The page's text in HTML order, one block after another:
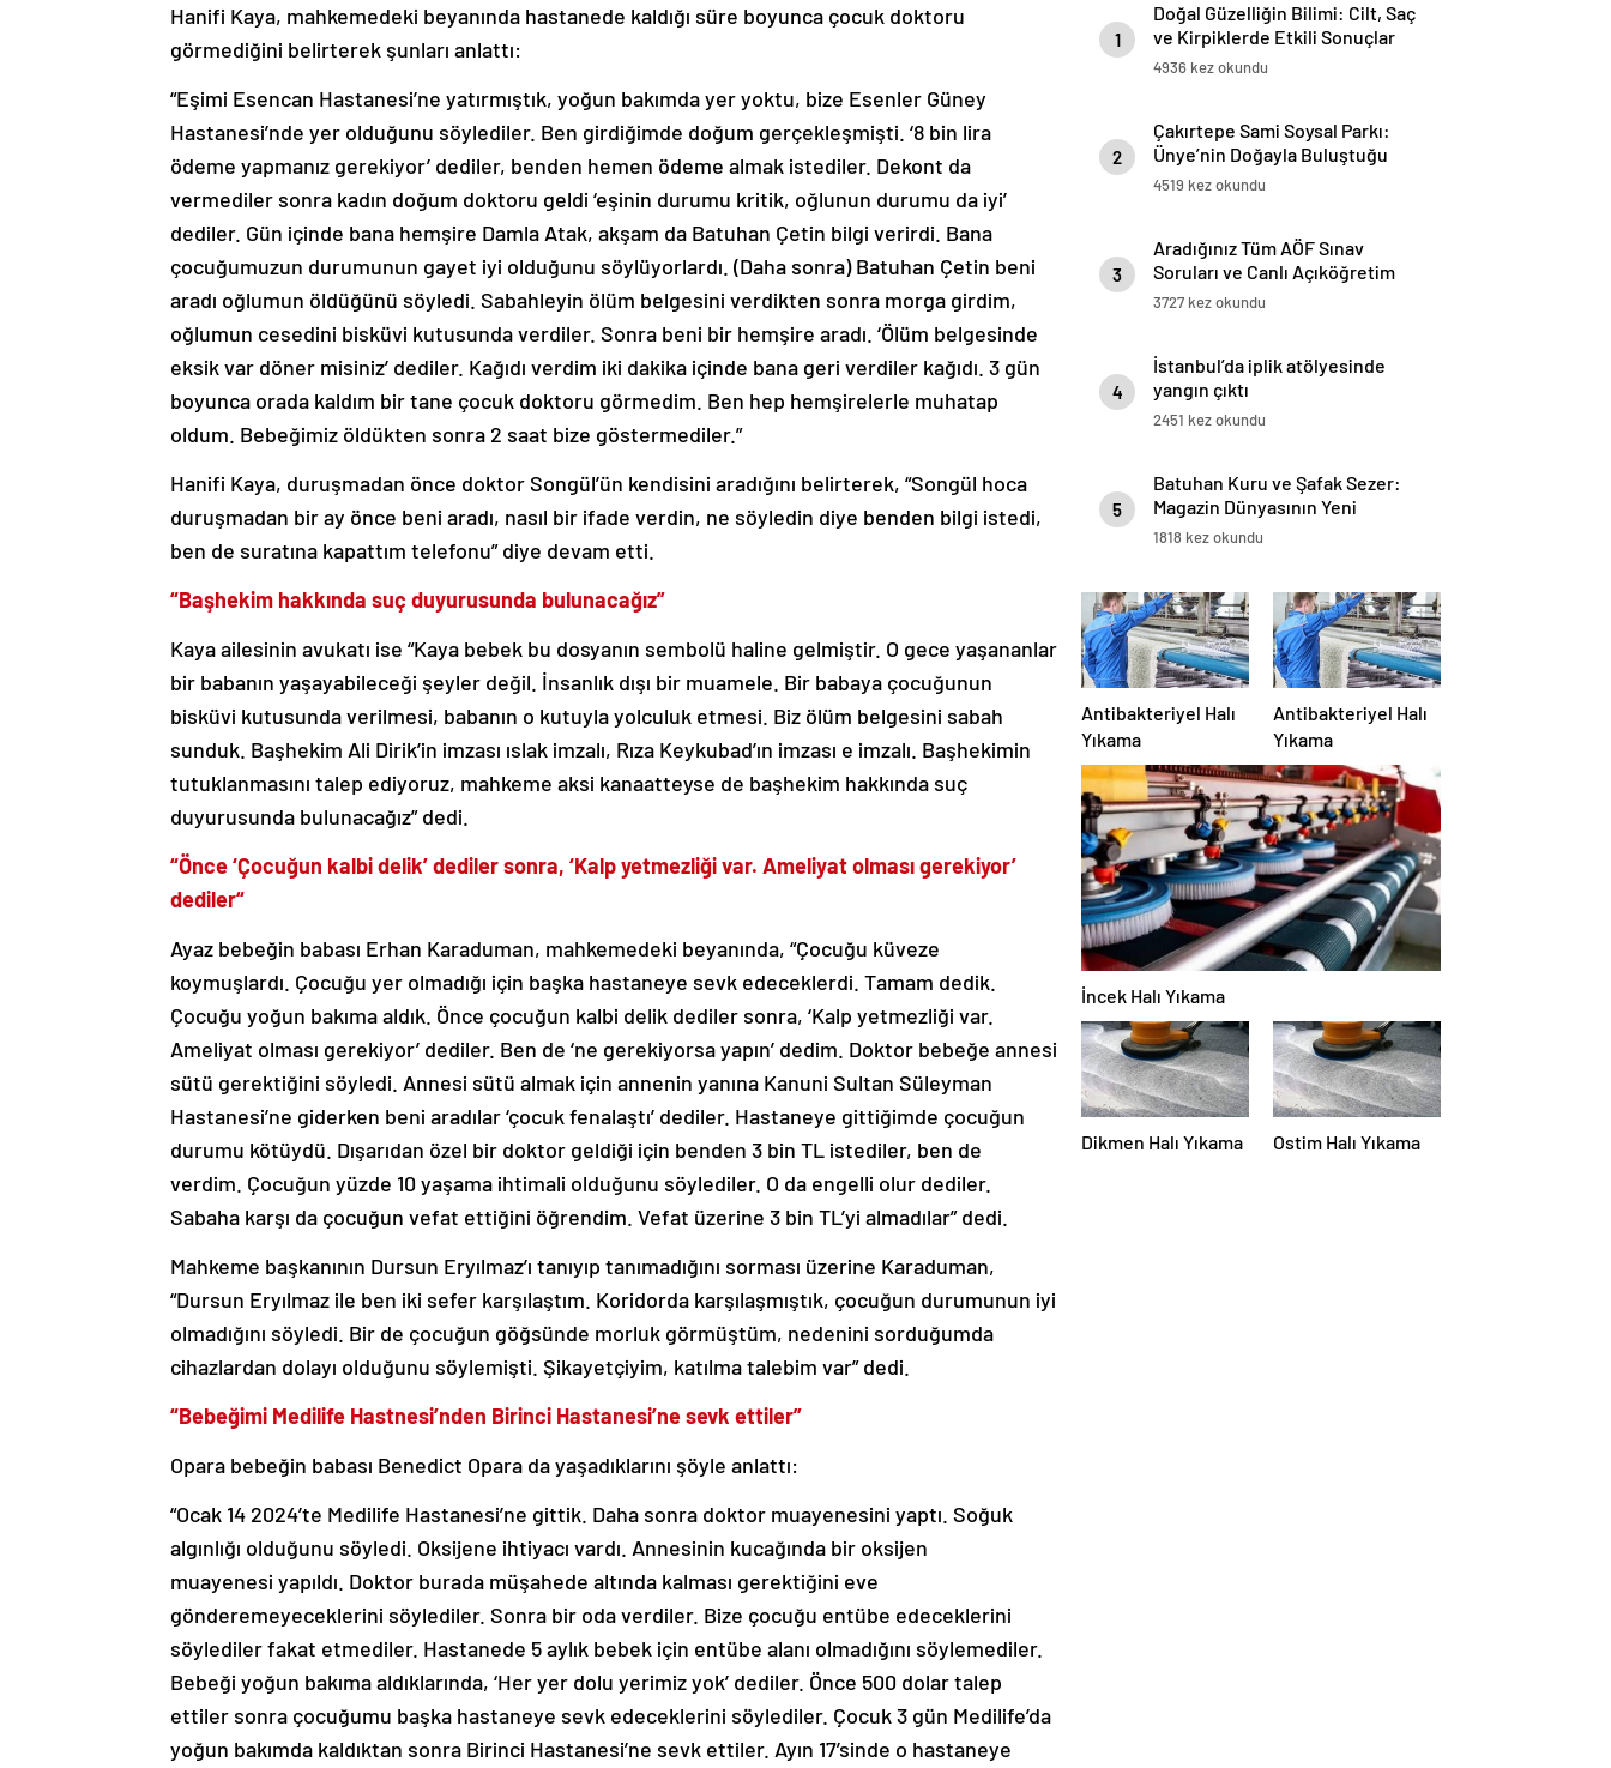
Hanifi Kaya, mahkemedeki beyanında hastanede kaldığı süre boyunca çocuk doktoru
görmediğini belirterek şunları anlattı:
“Eşimi Esencan Hastanesi’ne yatırmıştık, yoğun bakımda yer yoktu, bize Esenler Güney
Hastanesi’nde yer olduğunu söylediler. Ben girdiğimde doğum gerçekleşmişti. ‘8 bin lira
ödeme yapmanız gerekiyor’ dediler, benden hemen ödeme almak istediler. Dekont da
vermediler sonra kadın doğum doktoru geldi ‘eşinin durumu kritik, oğlunun durumu da iyi’
dediler. Gün içinde bana hemşire Damla Atak, akşam da Batuhan Çetin bilgi verirdi. Bana
çocuğumuzun durumunun gayet iyi olduğunu söylüyorlardı. (Daha sonra) Batuhan Çetin beni
aradı oğlumun öldüğünü söyledi. Sabahleyin ölüm belgesini verdikten sonra morga girdim,
oğlumun cesedini bisküvi kutusunda verdiler. Sonra beni bir hemşire aradı. ‘Ölüm belgesinde
eksik var döner misiniz’ dediler. Kağıdı verdim iki dakika içinde bana geri verdiler kağıdı. 3 gün
boyunca orada kaldım bir tane çocuk doktoru görmedim. Ben hep hemşirelerle muhatap
oldum. Bebeğimiz öldükten sonra 2 saat bize göstermediler.”
Hanifi Kaya, duruşmadan önce doktor Songül’ün kendisini aradığını belirterek, “Songül hoca
duruşmadan bir ay önce beni aradı, nasıl bir ifade verdin, ne söyledin diye benden bilgi istedi,
ben de suratına kapattım telefonu” diye devam etti.
“Başhekim hakkında suç duyurusunda bulunacağız”
Kaya ailesinin avukatı ise “Kaya bebek bu dosyanın sembolü haline gelmiştir. O gece yaşananlar
bir babanın yaşayabileceği şeyler değil. İnsanlık dışı bir muamele. Bir babaya çocuğunun
bisküvi kutusunda verilmesi, babanın o kutuyla yolculuk etmesi. Biz ölüm belgesini sabah
sunduk. Başhekim Ali Dirik’in imzası ıslak imzalı, Rıza Keykubad’ın imzası e imzalı. Başhekimin
tutuklanmasını talep ediyoruz, mahkeme aksi kanaatteyse de başhekim hakkında suç
duyurusunda bulunacağız” dedi.
“Önce ‘Çocuğun kalbi delik’ dediler sonra, ‘Kalp yetmezliği var. Ameliyat olması gerekiyor’
dediler“
Ayaz bebeğin babası Erhan Karaduman, mahkemedeki beyanında, “Çocuğu küveze
koymuşlardı. Çocuğu yer olmadığı için başka hastaneye sevk edeceklerdi. Tamam dedik.
Çocuğu yoğun bakıma aldık. Önce çocuğun kalbi delik dediler sonra, ‘Kalp yetmezliği var.
Ameliyat olması gerekiyor’ dediler. Ben de ‘ne gerekiyorsa yapın’ dedim. Doktor bebeğe annesi
sütü gerektiğini söyledi. Annesi sütü almak için annenin yanına Kanuni Sultan Süleyman
Hastanesi’ne giderken beni aradılar ‘çocuk fenalaştı’ dediler. Hastaneye gittiğimde çocuğun
durumu kötüydü. Dışarıdan özel bir doktor geldiği için benden 3 bin TL istediler, ben de
verdim. Çocuğun yüzde 10 yaşama ihtimali olduğunu söylediler. O da engelli olur dediler.
Sabaha karşı da çocuğun vefat ettiğini öğrendim. Vefat üzerine 3 bin TL’yi almadılar” dedi.
Mahkeme başkanının Dursun Eryılmaz’ı tanıyıp tanımadığını sorması üzerine Karaduman,
“Dursun Eryılmaz ile ben iki sefer karşılaştım. Koridorda karşılaşmıştık, çocuğun durumunun iyi
olmadığını söyledi. Bir de çocuğun göğsünde morluk görmüştüm, nedenini sorduğumda
cihazlardan dolayı olduğunu söylemişti. Şikayetçiyim, katılma talebim var” dedi.
“Bebeğimi Medilife Hastnesi’nden Birinci Hastanesi’ne sevk ettiler”
Opara bebeğin babası Benedict Opara da yaşadıklarını şöyle anlattı:
“Ocak 14 2024’te Medilife Hastanesi’ne gittik. Daha sonra doktor muayenesini yaptı. Soğuk
algınlığı olduğunu söyledi. Oksijene ihtiyacı vardı. Annesinin kucağında bir oksijen
muayenesi yapıldı. Doktor burada müşahede altında kalması gerektiğini eve
gönderemeyeceklerini söylediler. Sonra bir oda verdiler. Bize çocuğu entübe edeceklerini
söylediler fakat etmediler. Hastanede 5 aylık bebek için entübe alanı olmadığını söylemediler.
Bebeği yoğun bakıma aldıklarında, ‘Her yer dolu yerimiz yok’ dediler. Önce 500 dolar talep
ettiler sonra çocuğumu başka hastaneye sevk edeceklerini söylediler. Çocuk 3 gün Medilife’da
yoğun bakımda kaldıktan sonra Birinci Hastanesi’ne sevk ettiler. Ayın 17’sinde o hastaneye
1
Doğal Güzelliğin Bilimi: Cilt, Saç
ve Kirpiklerde Etkili Sonuçlar
4936 kez okundu
2
Çakırtepe Sami Soysal Parkı:
Ünye’nin Doğayla Buluştuğu
Eşsiz Seyir Terası
4519 kez okundu
3
Aradığınız Tüm AÖF Sınav
Soruları ve Canlı Açıköğretim
Forumu Burada
3727 kez okundu
4
İstanbul’da iplik atölyesinde
yangın çıktı
2451 kez okundu
5
Batuhan Kuru ve Şafak Sezer:
Magazin Dünyasının Yeni
“Dynamic Duo”su!
1818 kez okundu
Antibakteriyel Halı
Yıkama
Antibakteriyel Halı
Yıkama
İncek Halı Yıkama
Dikmen Halı Yıkama Ostim Halı Yıkama